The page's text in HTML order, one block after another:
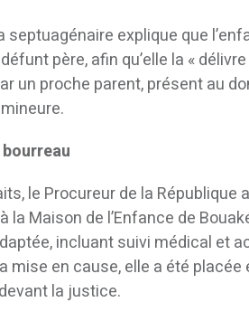
septuagénaire explique que
père, afin qu’elle la «
un proche parent, présent au
le Procureur de la
la Maison de l’Enfance de
incluant suivi médical et
mise en cause, elle a été placée
la justice.